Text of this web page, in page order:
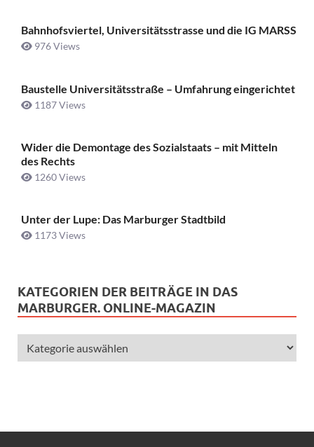
Bahnhofsviertel, Universitätsstrasse und die IG MARSS
976 Views
Baustelle Universitätsstraße ­– Umfahrung eingerichtet
1187 Views
Wider die Demontage des Sozialstaats – mit Mitteln
des Rechts
1260 Views
Unter der Lupe: Das Marburger Stadtbild
1173 Views
KATEGORIEN DER BEITRÄGE IN DAS
MARBURGER. ONLINE-MAGAZIN